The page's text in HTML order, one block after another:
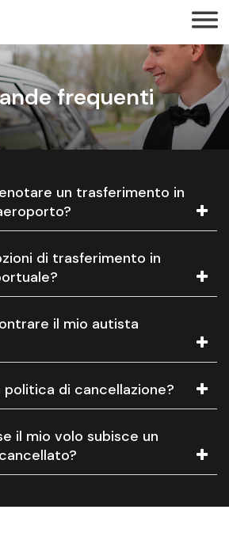
frequenti
un trasferimento in
di trasferimento in
il mio autista
politica di cancellazione?
il mio volo subisce un